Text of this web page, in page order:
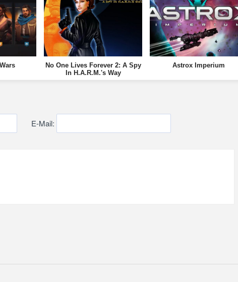
No One Lives Forever 2: A Spy
In H.A.R.M.'s Way
Astrox Imperium
E-Mail: